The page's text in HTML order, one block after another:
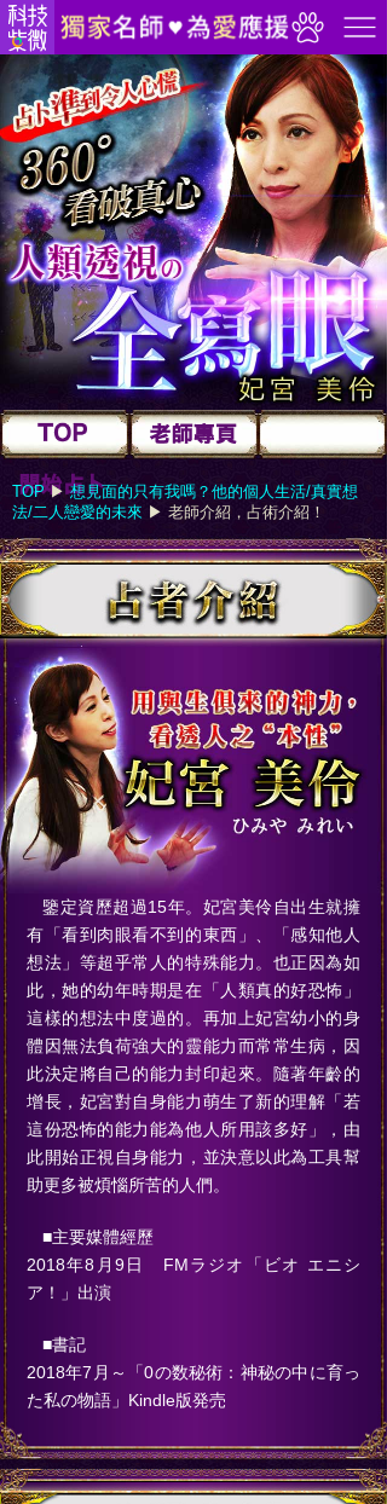
TOP▶︎想見面的只有我嗎？他的個人生活/真實想
法/二人戀愛的未來 ▶︎ 老師介紹，占術介紹！
鑒定資歷超過15年。妃宮美伶自出生就擁
有「看到肉眼看不到的東西」、「感知他人
想法」等超乎常人的特殊能力。也正因為如
此，她的幼年時期是在「人類真的好恐怖」
這樣的想法中度過的。再加上妃宮幼小的身
體因無法負荷強大的靈能力而常常生病，因
此決定將自己的能力封印起來。隨著年齡的
增長，妃宮對自身能力萌生了新的理解「若
這份恐怖的能力能為他人所用該多好」，由
此開始正視自身能力，並決意以此為工具幫
助更多被煩惱所苦的人們。
■主要媒體經歷
2018年8月9日 FMラジオ「ビオ エニシ
ア！」出演
■書記
2018年7月～「0の数秘術：神秘の中に育っ
た私の物語」Kindle版発売